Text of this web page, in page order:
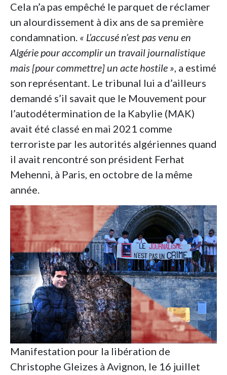
Cela n’a pas empêché le parquet de réclamer
un alourdissement à dix ans de sa première
condamnation. « L’accusé n’est pas venu en
Algérie pour accomplir un travail journalistique
mais [pour commettre] un acte hostile », a estimé
son représentant. Le tribunal lui a d’ailleurs
demandé s’il savait que le Mouvement pour
l’autodétermination de la Kabylie (MAK)
avait été classé en mai 2021 comme
terroriste par les autorités algériennes quand
il avait rencontré son président Ferhat
Mehenni, à Paris, en octobre de la même
année.
Manifestation pour la libération de
Christophe Gleizes à Avignon, le 16 juillet